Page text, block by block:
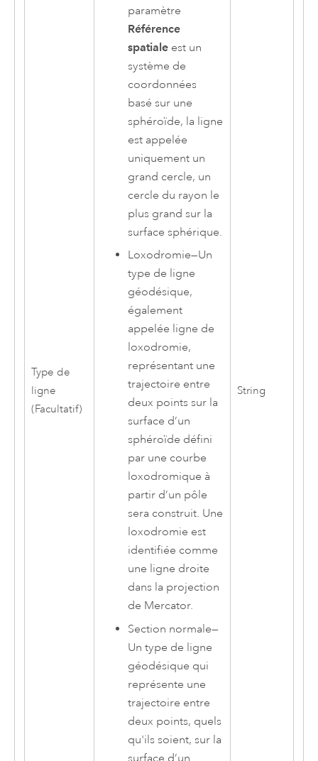
Type de
ligne
(Facultatif)
paramètre
Référence
spatiale est un
système de
coordonnées
basé sur une
sphéroïde, la ligne
est appelée
uniquement un
grand cercle, un
cercle du rayon le
plus grand sur la
surface sphérique.
Loxodromie—Un
type de ligne
géodésique,
également
appelée ligne de
loxodromie,
représentant une
trajectoire entre
deux points sur la
surface d’un
sphéroïde défini
par une courbe
loxodromique à
partir d’un pôle
sera construit. Une
loxodromie est
identifiée comme
une ligne droite
dans la projection
de Mercator.
Section normale—
Un type de ligne
géodésique qui
représente une
trajectoire entre
deux points, quels
qu'ils soient, sur la
String